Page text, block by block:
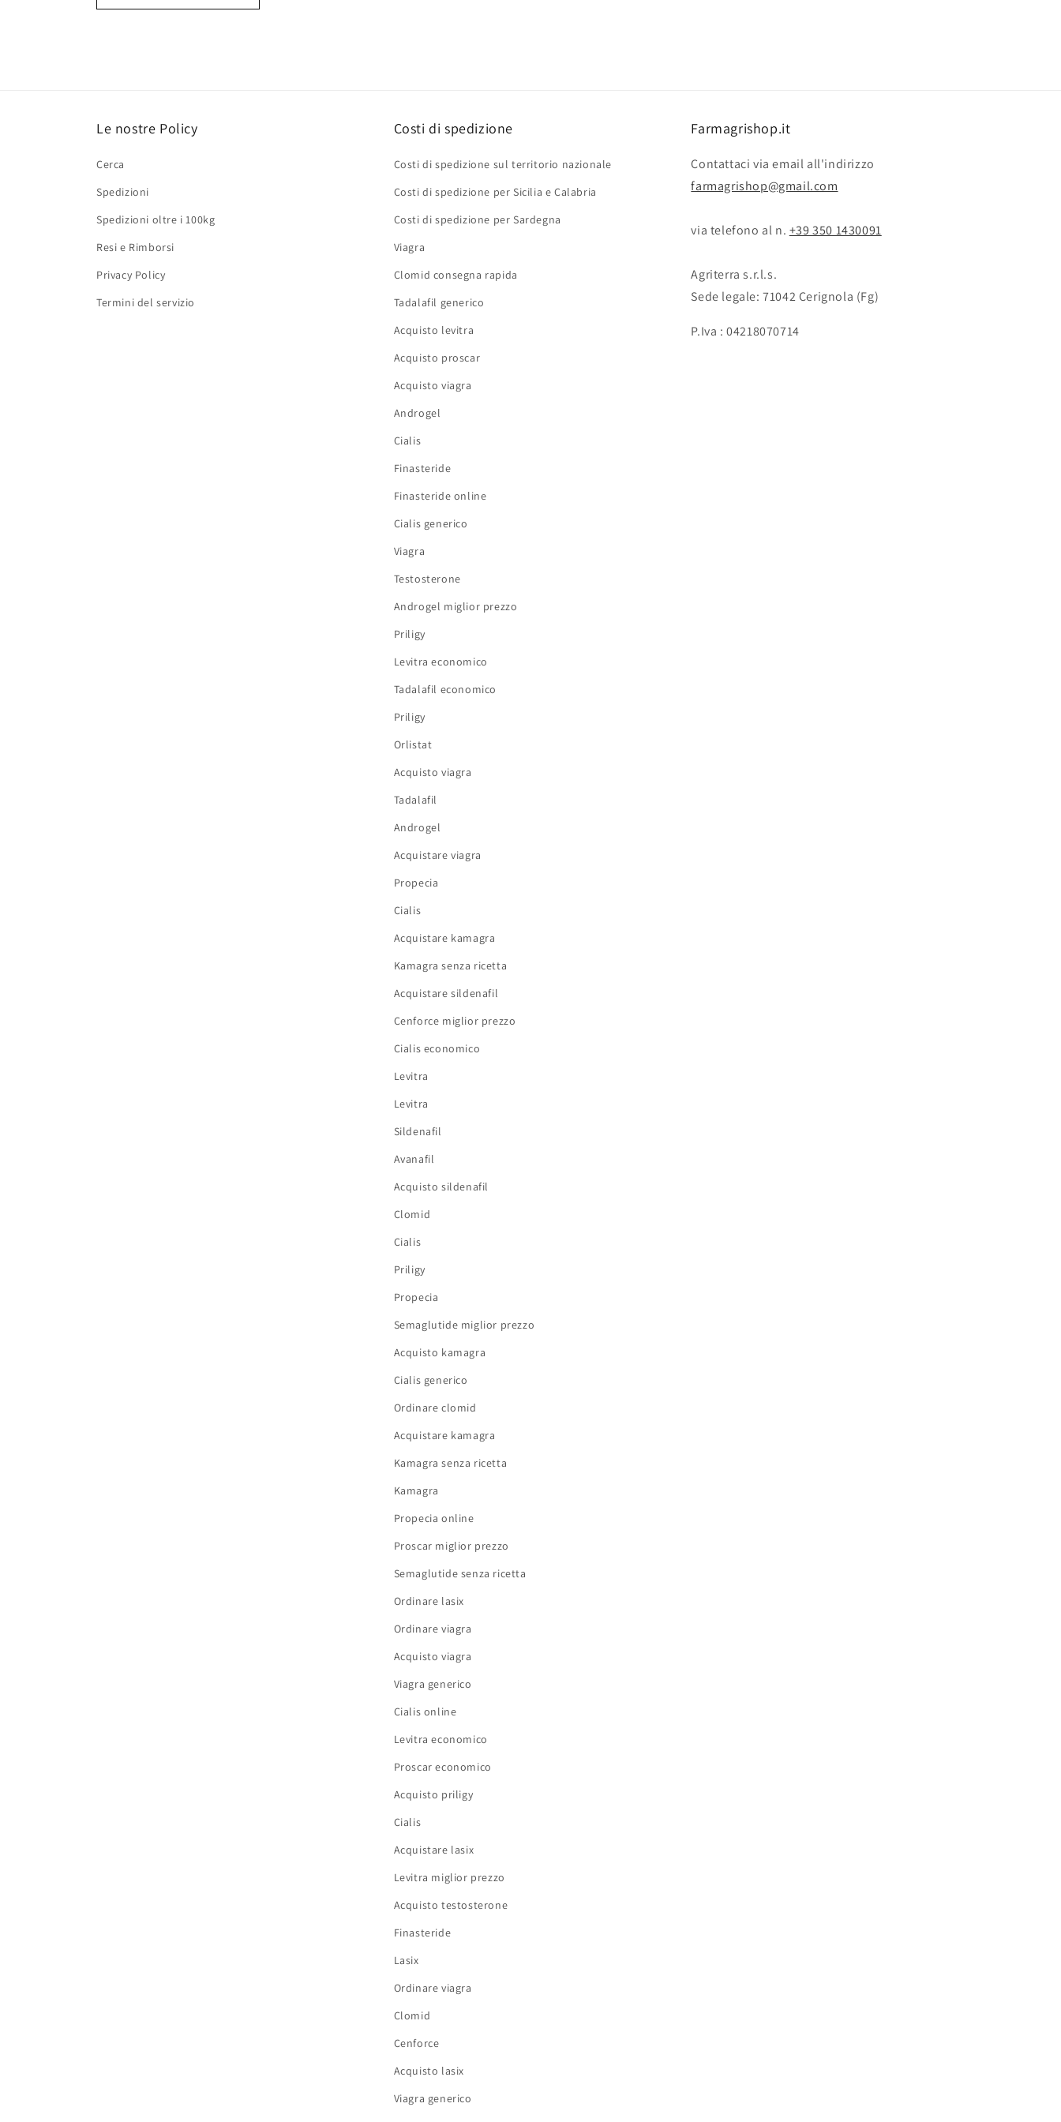
Le nostre Policy
Cerca
Spedizioni
Spedizioni oltre i 100kg
Resi e Rimborsi
Privacy Policy
Termini del servizio
Costi di spedizione
Costi di spedizione sul territorio nazionale
Costi di spedizione per Sicilia e Calabria
Costi di spedizione per Sardegna
Viagra
Clomid consegna rapida
Tadalafil generico
Acquisto levitra
Acquisto proscar
Acquisto viagra
Androgel
Cialis
Finasteride
Finasteride online
Cialis generico
Viagra
Testosterone
Androgel miglior prezzo
Priligy
Levitra economico
Tadalafil economico
Priligy
Orlistat
Acquisto viagra
Tadalafil
Androgel
Acquistare viagra
Propecia
Cialis
Acquistare kamagra
Kamagra senza ricetta
Acquistare sildenafil
Cenforce miglior prezzo
Cialis economico
Levitra
Levitra
Sildenafil
Avanafil
Acquisto sildenafil
Clomid
Cialis
Priligy
Propecia
Semaglutide miglior prezzo
Acquisto kamagra
Cialis generico
Ordinare clomid
Acquistare kamagra
Kamagra senza ricetta
Kamagra
Propecia online
Proscar miglior prezzo
Semaglutide senza ricetta
Ordinare lasix
Ordinare viagra
Acquisto viagra
Viagra generico
Cialis online
Levitra economico
Proscar economico
Acquisto priligy
Cialis
Acquistare lasix
Levitra miglior prezzo
Acquisto testosterone
Finasteride
Lasix
Ordinare viagra
Clomid
Cenforce
Acquisto lasix
Viagra generico
Farmagrishop.it
Contattaci via email all'indirizzo
farmagrishop@gmail.com
via telefono al n. ‭‭ +39 350 1430091
Agriterra s.r.l.s.
Sede legale: 71042 Cerignola (Fg)
P.Iva : 04218070714